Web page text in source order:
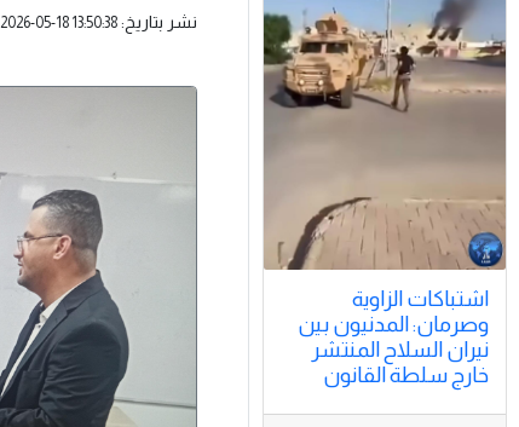
اشتباكات الزاوية
وصرمان: المدنيون بين
نيران السلاح المنتشر
خارج سلطة القانون
نشر بتاريخ: 2026-05-18 13:50:38